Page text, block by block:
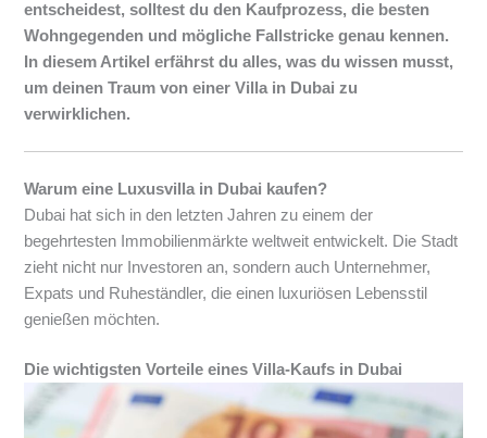
entscheidest, solltest du den Kaufprozess, die besten
Wohngegenden und mögliche Fallstricke genau kennen.
In diesem Artikel erfährst du alles, was du wissen musst,
um deinen Traum von einer Villa in Dubai zu
verwirklichen.
Warum eine Luxusvilla in Dubai kaufen?
Dubai hat sich in den letzten Jahren zu einem der
begehrtesten Immobilienmärkte weltweit entwickelt. Die Stadt
zieht nicht nur Investoren an, sondern auch Unternehmer,
Expats und Ruheständler, die einen luxuriösen Lebensstil
genießen möchten.
Die wichtigsten Vorteile eines Villa-Kaufs in Dubai